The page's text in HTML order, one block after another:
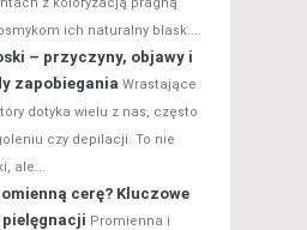
ich naturalny blask....
– przyczyny, objawy i
zapobiegania Wrastające
dotyka wielu z nas, często
czy depilacji. To nie
ale...
cerę? Kluczowe
Promienna i